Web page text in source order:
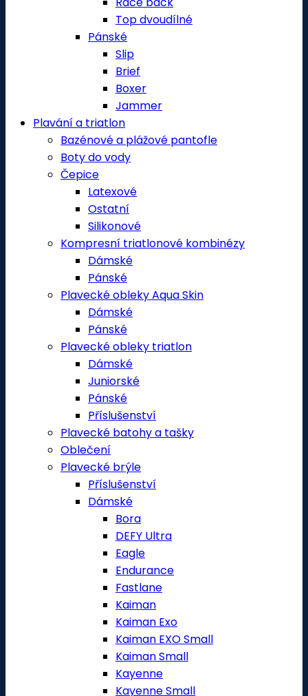
Top dvoudílné
Pánské
Slip
Brief
Boxer
Jammer
Plavání a triatlon
Bazénové a plážové pantofle
Boty do vody
Čepice
Latexové
Ostatní
Silikonové
Kompresní triatlonové kombinézy
Dámské
Pánské
Plavecké obleky Aqua Skin
Dámské
Pánské
Plavecké obleky triatlon
Dámské
Juniorské
Pánské
Příslušenství
Plavecké batohy a tašky
Oblečení
Plavecké brýle
Příslušenství
Dámské
Bora
DEFY Ultra
Eagle
Endurance
Fastlane
Kaiman
Kaiman Exo
Kaiman EXO Small
Kaiman Small
Kayenne
Kayenne Small